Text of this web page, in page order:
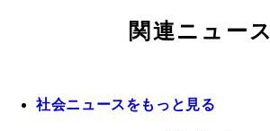
関連ニュース
社会ニュースをもっと見る